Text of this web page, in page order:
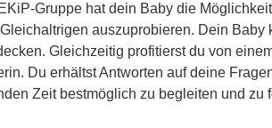
Gruppe hat dein Baby die
auszuprobieren. Dein
Gleichzeitig profitierst du von
Du erhältst Antworten auf deine
Zeit bestmöglich zu begleiten und zu